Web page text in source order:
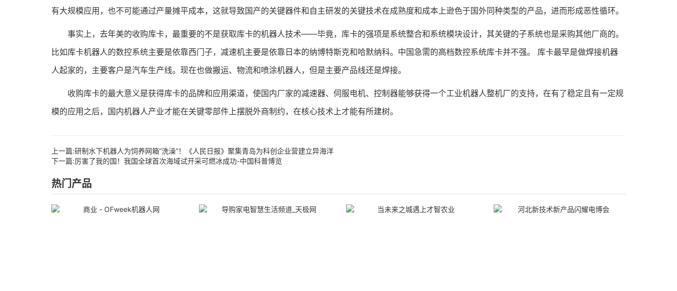
有大规模应用，也不可能通过产量摊平成本，这就导致国产的关键器件和自主研发的关键技术在成熟度和成本上逊色于国外同种类型的产品，进而形成恶性循环。
事实上，去年美的收购库卡，最重要的不是获取库卡的机器人技术——毕竟，库卡的强项是系统整合和系统模块设计，其关键的子系统也是采购其他厂商的。
比如库卡机器人的数控系统主要是依靠西门子，减速机主要是依靠日本的纳博特斯克和哈默纳科。中国急需的高档数控系统库卡并不强。 库卡最早是做焊接机器
人起家的，主要客户是汽车生产线。现在也做搬运、物流和喷涂机器人，但是主要产品线还是焊接。
收购库卡的最大意义是获得库卡的品牌和应用渠道，使国内厂家的减速器、伺服电机、控制器能够获得一个工业机器人整机厂的支持，在有了稳定且有一定规
模的应用之后，国内机器人产业才能在关键零部件上摆脱外商制约，在核心技术上才能有所建树。
上一篇:研制水下机器人为饲养网箱“洗澡”！《人民日报》聚集青岛为科创企业营建立异海洋
下一篇:厉害了我的国！我国全球首次海域试开采可燃冰成功-中国科普博览
热门产品